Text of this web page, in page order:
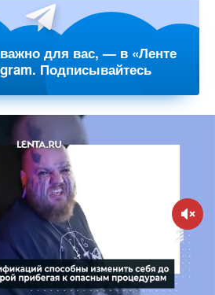
для вас, — в «Ленте
Подписывайтесь